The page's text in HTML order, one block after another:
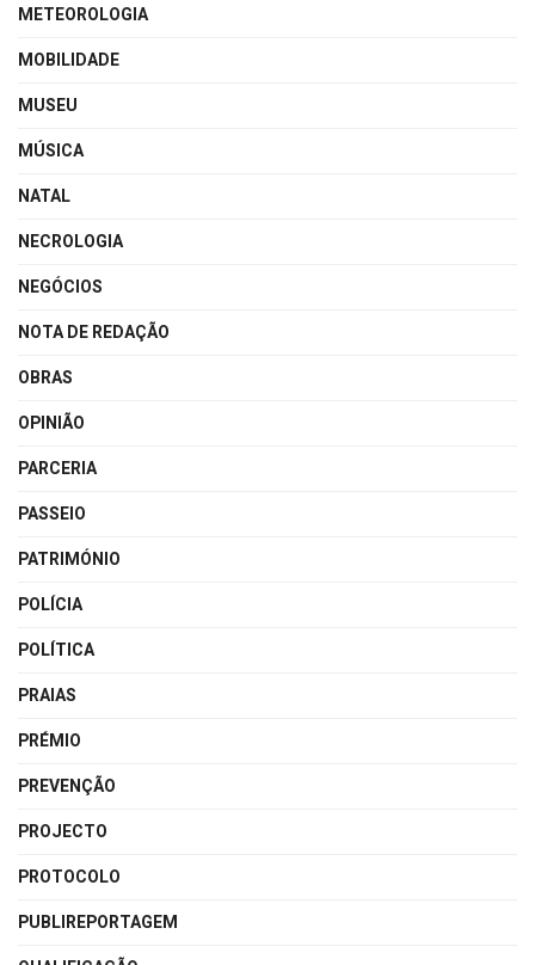
METEOROLOGIA
MOBILIDADE
MUSEU
MÚSICA
NATAL
NECROLOGIA
NEGÓCIOS
NOTA DE REDAÇÃO
OBRAS
OPINIÃO
PARCERIA
PASSEIO
PATRIMÓNIO
POLÍCIA
POLÍTICA
PRAIAS
PRÉMIO
PREVENÇÃO
PROJECTO
PROTOCOLO
PUBLIREPORTAGEM